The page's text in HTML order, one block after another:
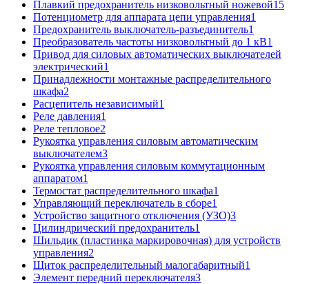
Плавкий предохранитель низковольтный ножевой15
Потенциометр для аппарата цепи управления1
Предохранитель выключатель-разъединитель1
Преобразователь частоты низковольтный до 1 кВ1
Привод для силовых автоматических выключателей
электрический1
Принадлежности монтажные распределительного
шкафа2
Расцепитель независимый1
Реле давления1
Реле тепловое2
Рукоятка управления силовым автоматическим
выключателем3
Рукоятка управления силовым коммутационным
аппаратом1
Термостат распределительного шкафа1
Управляющий переключатель в сборе1
Устройство защитного отключения (УЗО)3
Цилиндрический предохранитель1
Шильдик (пластинка маркировочная) для устройств
управления2
Щиток распределительный малогабаритный1
Элемент передний переключателя3